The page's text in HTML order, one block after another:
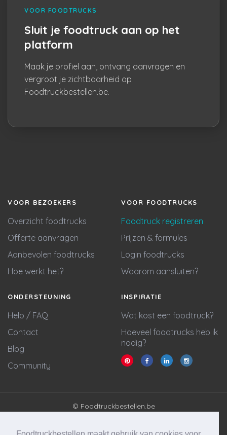
VOOR FOODTRUCKS
Sluit je foodtruck aan op het
platform
Maak je profiel aan, ontvang aanvragen en
vergroot je zichtbaarheid op
Foodtruckbestellen.be.
VOOR BEZOEKERS
Overzicht foodtrucks
Offerte aanvragen
Aanbevolen foodtrucks
Hoe werkt het?
VOOR FOODTRUCKS
Foodtruck registreren
Prijzen & formules
Login foodtrucks
Waarom aansluiten?
ONDERSTEUNING
Help / FAQ
Contact
Blog
Community
INSPIRATIE
Wat kost een foodtruck?
Hoeveel foodtrucks heb ik
nodig?
© Foodtruckbestellen.be